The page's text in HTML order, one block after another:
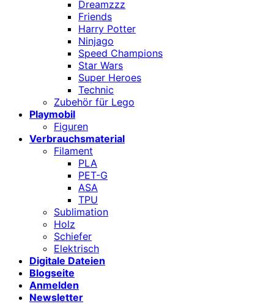
Dreamzzz
Friends
Harry Potter
Ninjago
Speed Champions
Star Wars
Super Heroes
Technic
Zubehör für Lego
Playmobil
Figuren
Verbrauchsmaterial
Filament
PLA
PET-G
ASA
TPU
Sublimation
Holz
Schiefer
Elektrisch
Digitale Dateien
Blogseite
Anmelden
Newsletter